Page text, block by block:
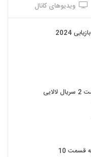
ویدیوهای کانال
2024
قسمت 10